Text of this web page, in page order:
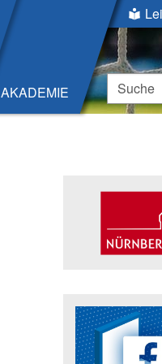
AKADEMIE
Suche